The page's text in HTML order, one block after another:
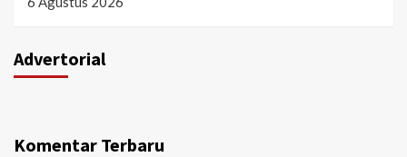
Advertorial
Komentar Terbaru